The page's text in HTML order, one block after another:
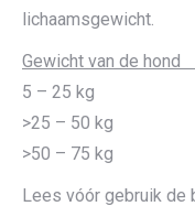
lichaamsgewicht.
Gewicht van de
5 – 25
>25 – 50
>50 – 75
Lees vóór gebruik de